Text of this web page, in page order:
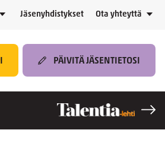
Jäsenyhdistykset Ota yhteyttä
PÄIVITÄ JÄSENTIETOSI